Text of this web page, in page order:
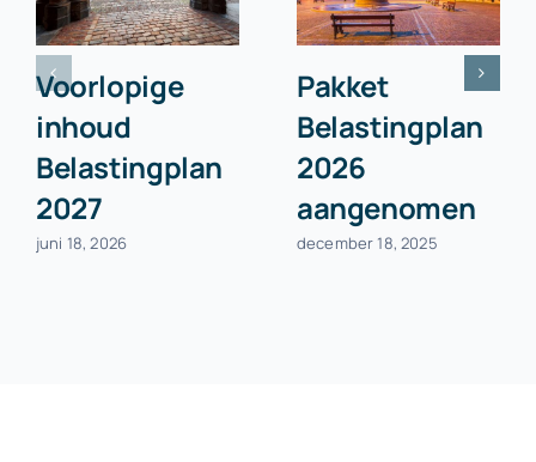
Voorlopige
inhoud
Belastingplan
2027
juni 18, 2026
Pakket
Belastingplan
2026
aangenomen
december 18, 2025